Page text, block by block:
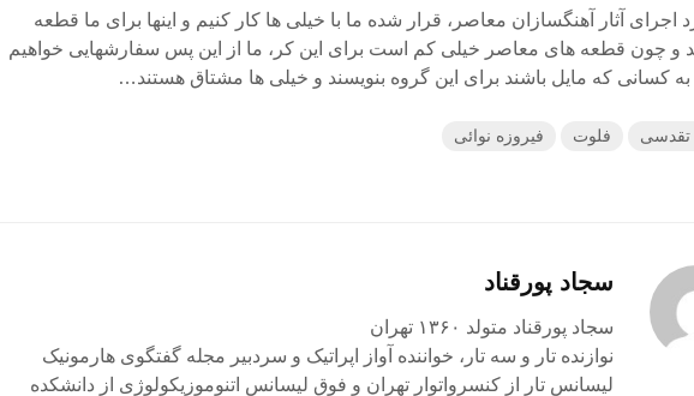
اجرای آثار آهنگسازان معاصر، قرار شده ما با خیلی ها کار کنیم و اینها برای ما قطعه
و چون قطعه های معاصر خیلی کم است برای این کر، ما از این پس سفارشهایی خواهیم
کسانی که مایل باشند برای این گروه بنویسند و خیلی ها مشتاق هستند…
تقدسی فلوت فیروزه نوائی
سجاد پورقناد
سجاد پورقناد متولد ۱۳۶۰ تهران
نوازنده تار و سه تار، خواننده آواز اپراتیک و سردبیر مجله گفتگوی هارمونیک
لیسانس تار از کنسرواتوار تهران و فوق لیسانس اتنوموزیکولوژی از دانشکده